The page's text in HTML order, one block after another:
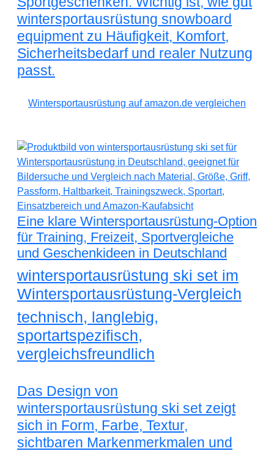
wintersportausrüstung snowboard
equipment zu Häufigkeit, Komfort,
Sicherheitsbedarf und realer Nutzung
passt.
Wintersportausrüstung auf amazon.de vergleichen
Eine klare Wintersportausrüstung-Option
für Training, Freizeit, Sportvergleiche
und Geschenkideen in Deutschland
wintersportausrüstung ski set im
Wintersportausrüstung-Vergleich
technisch, langlebig,
sportartspezifisch,
vergleichsfreundlich
Das Design von
wintersportausrüstung ski set zeigt
sich in Form, Farbe, Textur,
sichtbaren Markenmerkmalen und